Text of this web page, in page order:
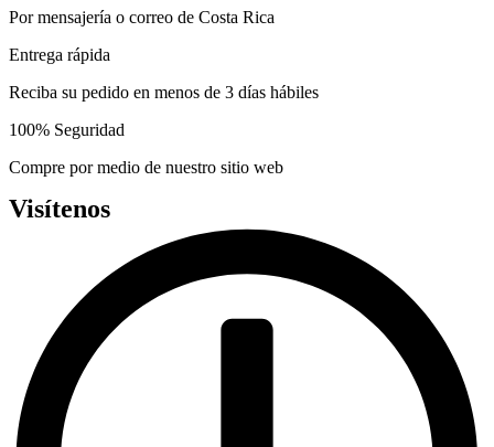
on
product
page
Por mensajería o correo de Costa Rica
Entrega rápida
Reciba su pedido en menos de 3 días hábiles
100% Seguridad
Compre por medio de nuestro sitio web
Visítenos